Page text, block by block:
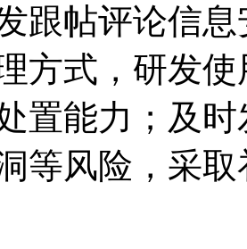
跟帖评论信
方式，研发
置能力；及
等风险，采